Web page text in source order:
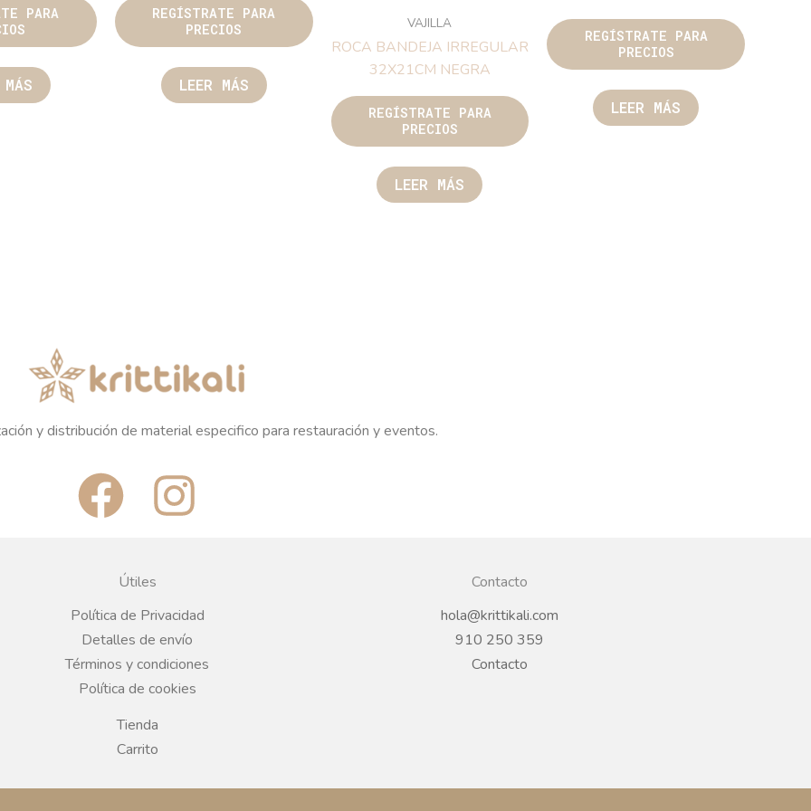
PARA
REGÍSTRATE PARA
PRECIOS
LEER MÁS
VAJILLA
ROCA BANDEJA IRREGULAR
32X21CM NEGRA
REGÍSTRATE PARA
PRECIOS
LEER MÁS
REGÍSTRATE PARA
PRECIOS
LEER MÁS
y distribución de material especifico para restauración y eventos.
F
a
c
e
b
o
o
I
n
t
a
Útiles
Política de Privacidad
Detalles de envío
Términos y condiciones
Política de cookies
Tienda
Carrito
Contacto
hola@krittikali.com
910 250 359
Contacto